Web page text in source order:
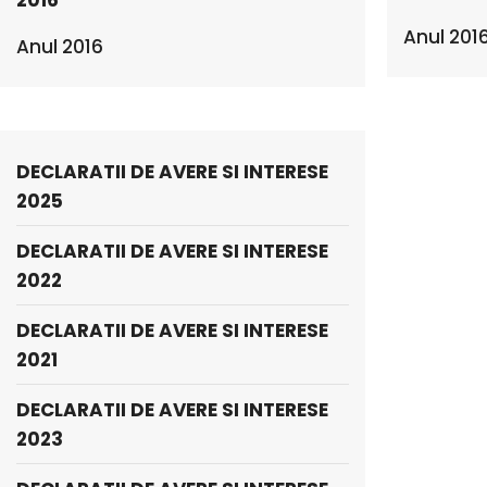
Anul
Anul 2016
DECLARATII DE AVERE SI INTERESE
2025
DECLARATII DE AVERE SI INTERESE
2022
DECLARATII DE AVERE SI INTERESE
2021
DECLARATII DE AVERE SI INTERESE
2023